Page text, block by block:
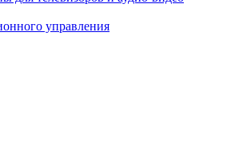
управления